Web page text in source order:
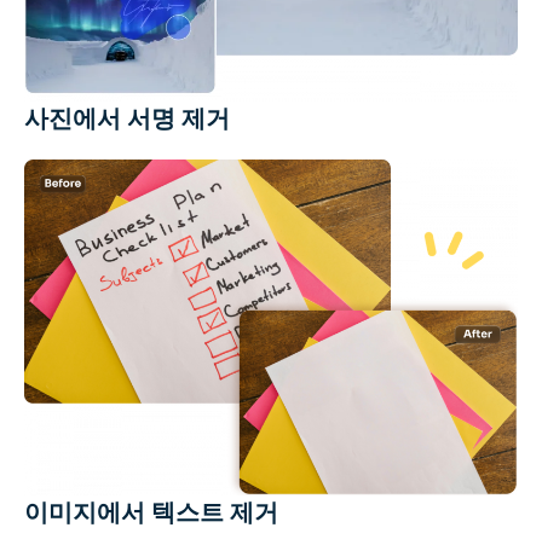
사진에서 서명 제거
이미지에서 텍스트 제거